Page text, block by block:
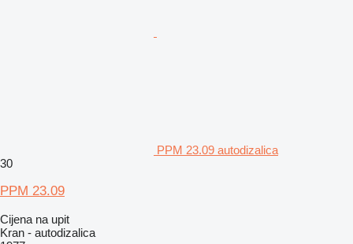
PPM 23.09 autodizalica
30
PPM 23.09
Cijena na upit
Kran - autodizalica